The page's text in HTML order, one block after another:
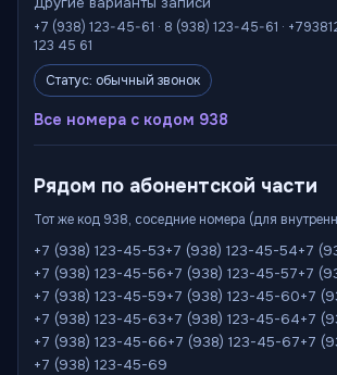
+7 (938) 123-45-61 · 8 (938) 123-45-61 ·
123 45 61
Статус: обычный звонок
Все номера с кодом 938
Рядом по абонентской части
Тот же код 938, соседние номера (для
+7 (938) 123-45-53+7 (938) 123-45-54+7
+7 (938) 123-45-56+7 (938) 123-45-57+7
+7 (938) 123-45-59+7 (938) 123-45-60+7
+7 (938) 123-45-63+7 (938) 123-45-64+7
+7 (938) 123-45-66+7 (938) 123-45-67+7
+7 (938) 123-45-69